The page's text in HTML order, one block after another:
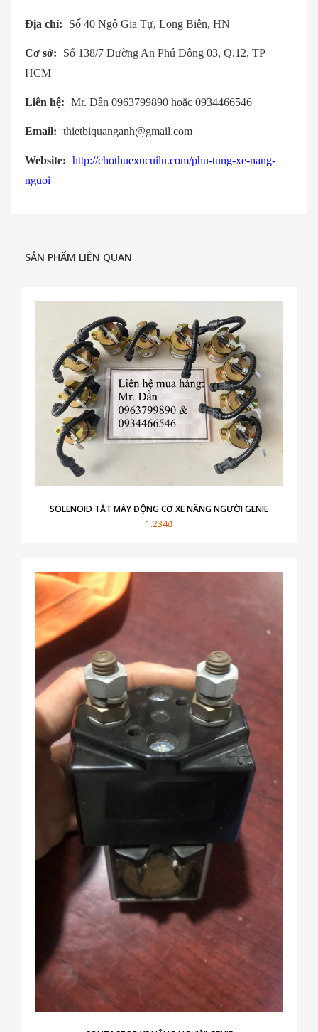
Địa chỉ: Số 40 Ngô Gia Tự, Long Biên, HN
Cơ sở:
Số 138/7 Đường An Phú Đông 03, Q.12, TP
HCM
Liên hệ: Mr. Dần 0963799890 hoặc 0934466546
Email: thietbiquanganh@gmail.com
Website: http://chothuexucuilu.com/phu-tung-xe-nang-
nguoi
SẢN PHẨM LIÊN QUAN
SOLENOID TẮT MÁY ĐỘNG CƠ XE NÂNG NGƯỜI GENIE
1.234₫